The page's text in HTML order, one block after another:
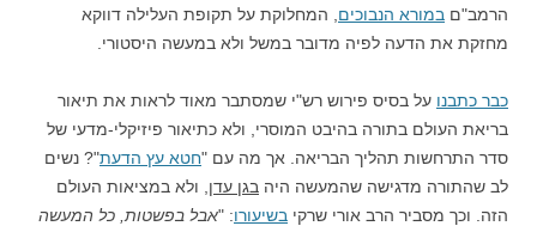
הרמב"ם במורא הנבוכים , המחלוקת על תקופת העלילה דווקא
מחזקת את הדעה לפיה מדובר במשל ולא במעשה היסטורי.
כבר כתבנו על בסיס פירוש רש"י שמסתבר מאוד לראות את תיאור
בריאת העולם בתורה בהיבט המוסרי, ולא כתיאור פיזיקלי-מדעי של
סדר התרחשות תהליך הבריאה. אך מה עם "חטא עץ הדעת"? נשים
לב שהתורה מדגישה שהמעשה היה בגן עדן , ולא במציאות העולם
הזה. וכך מסביר הרב אורי שרקי בשיעורו: "אבל בפשטות, כל המעשה